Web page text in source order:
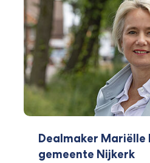
Dealmaker Mariëlle
gemeente Nijkerk